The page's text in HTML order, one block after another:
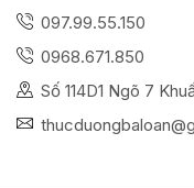
097.99.55.150
0968.671.850
Số 114D1 Ngõ 7